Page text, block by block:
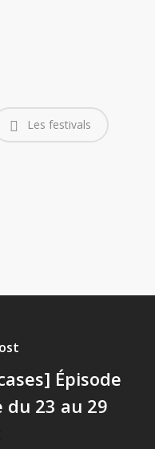
Les festivals
Épisode
du 23 au 29